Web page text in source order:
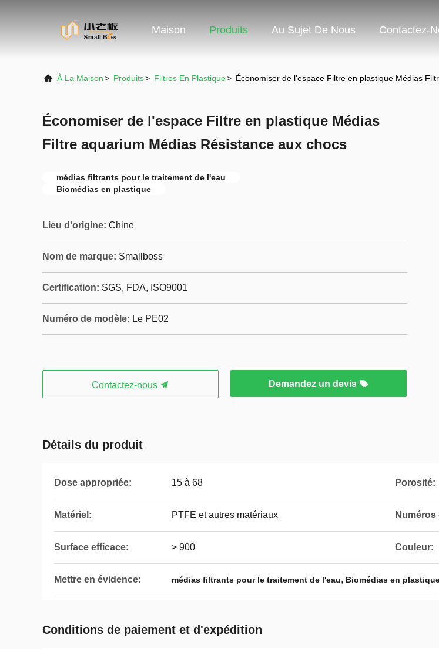
Maison Produits Au Sujet De Nous Contactez-
À La Maison> Produits> Filtres En Plastique> Économiser de l'espace Filtre en plastique Médias
Économiser de l'espace Filtre en plastique Médias
Filtre aquarium Médias Résistance aux chocs
médias filtrants pour le traitement de l'eau
Biomédias en plastique
Lieu d'origine: Chine
Nom de marque: Smallboss
Certification: SGS, FDA, ISO9001
Numéro de modèle: Le PE02
Contactez-nous Demandez un devis
Détails du produit
Dose appropriée: 15 à 68 Porosité:
Matériel: PTFE et autres matériaux
Surface efficace: > 900 Couleur:
Mettre en évidence: médias filtrants pour le traitement de l'eau, Biomédias en
Conditions de paiement et d'expédition